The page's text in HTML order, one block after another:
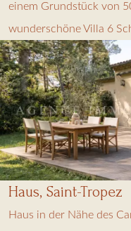
einem Grundstück von
wunderschöne Villa 6
Haus, Saint-Tropez
Haus in der Nähe des